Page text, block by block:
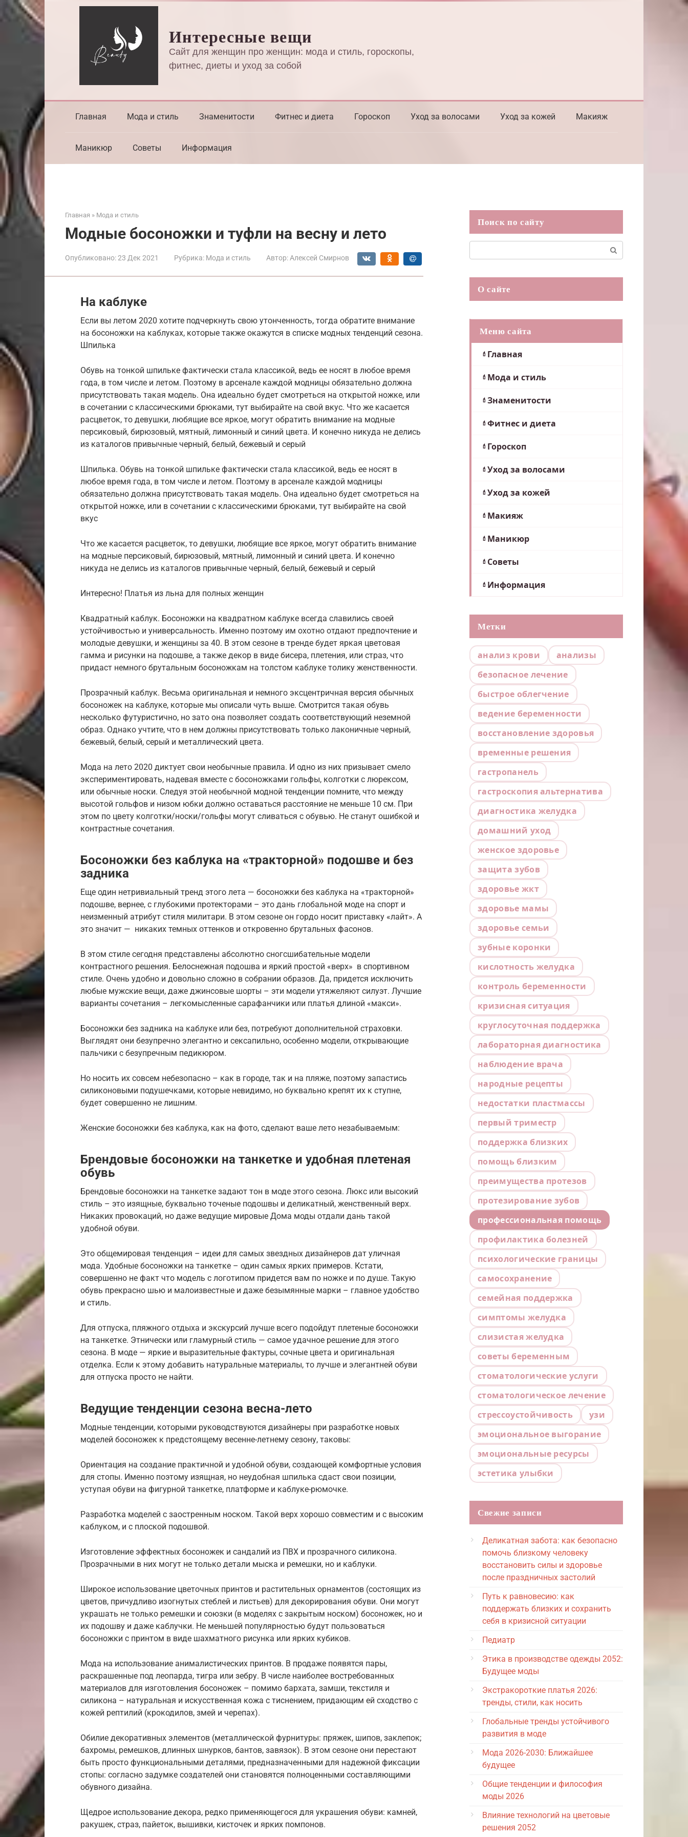
Перейти
к
контенту
Интересные вещи
Сайт для женщин про женщин: мода и стиль, гороскопы,
фитнес, диеты и уход за собой
Главная Мода и стиль Знаменитости Фитнес и диета Гороскоп Уход за волосами Уход за кожей Макияж
Маникюр Советы Информация
Главная » Мода и стиль
Модные босоножки и туфли на весну и лето
Опубликовано:23 Дек 2021 Рубрика: Мода и стиль Автор: Алексей Смирнов
На каблуке
Если вы летом 2020 хотите подчеркнуть свою утонченность, тогда обратите внимание
на босоножки на каблуках, которые также окажутся в списке модных тенденций сезона.
Шпилька
Обувь на тонкой шпильке фактически стала классикой, ведь ее носят в любое время
года, в том числе и летом. Поэтому в арсенале каждой модницы обязательно должна
присутствовать такая модель. Она идеально будет смотреться на открытой ножке, или
в сочетании с классическими брюками, тут выбирайте на свой вкус. Что же касается
расцветок, то девушки, любящие все яркое, могут обратить внимание на модные
персиковый, бирюзовый, мятный, лимонный и синий цвета. И конечно никуда не делись
из каталогов привычные черный, белый, бежевый и серый
Шпилька. Обувь на тонкой шпильке фактически стала классикой, ведь ее носят в
любое время года, в том числе и летом. Поэтому в арсенале каждой модницы
обязательно должна присутствовать такая модель. Она идеально будет смотреться на
открытой ножке, или в сочетании с классическими брюками, тут выбирайте на свой
вкус
Что же касается расцветок, то девушки, любящие все яркое, могут обратить внимание
на модные персиковый, бирюзовый, мятный, лимонный и синий цвета. И конечно
никуда не делись из каталогов привычные черный, белый, бежевый и серый
Интересно! Платья из льна для полных женщин
Квадратный каблук. Босоножки на квадратном каблуке всегда славились своей
устойчивостью и универсальность. Именно поэтому им охотно отдают предпочтение и
молодые девушки, и женщины за 40. В этом сезоне в тренде будет яркая цветовая
гамма и рисунки на подошве, а также декор в виде бисера, плетения, или страз, что
придаст немного брутальным босоножкам на толстом каблуке толику женственности.
Прозрачный каблук. Весьма оригинальная и немного эксцентричная версия обычных
босоножек на каблуке, которые мы описали чуть выше. Смотрится такая обувь
несколько футуристично, но зато она позволяет создать соответствующий неземной
образ. Однако учтите, что в нем должны присутствовать только лаконичные черный,
бежевый, белый, серый и металлический цвета.
Мода на лето 2020 диктует свои необычные правила. И одно из них призывает смело
экспериментировать, надевая вместе с босоножками гольфы, колготки с люрексом,
или обычные носки. Следуя этой необычной модной тенденции помните, что между
высотой гольфов и низом юбки должно оставаться расстояние не меньше 10 см. При
этом по цвету колготки/носки/гольфы могут сливаться с обувью. Не станут ошибкой и
контрастные сочетания.
Босоножки без каблука на «тракторной» подошве и без
задника
Еще один нетривиальный тренд этого лета — босоножки без каблука на «тракторной»
подошве, вернее, с глубокими протекторами – это дань глобальной моде на спорт и
неизменный атрибут стиля милитари. В этом сезоне он гордо носит приставку «лайт». А
это значит — никаких темных оттенков и откровенно брутальных фасонов.
В этом стиле сегодня представлены абсолютно сногсшибательные модели
контрастного решения. Белоснежная подошва и яркий простой «верх» в спортивном
стиле. Очень удобно и довольно сложно в собрании образов. Да, придется исключить
любые мужские вещи, даже джинсовые шорты – эти модели утяжеляют силуэт. Лучшие
варианты сочетания – легкомысленные сарафанчики или платья длиной «макси».
Босоножки без задника на каблуке или без, потребуют дополнительной страховки.
Выглядят они безупречно элегантно и сексапильно, особенно модели, открывающие
пальчики с безупречным педикюром.
Но носить их совсем небезопасно – как в городе, так и на пляже, поэтому запастись
силиконовыми подушечками, которые невидимо, но буквально крепят их к ступне,
будет совершенно не лишним.
Женские босоножки без каблука, как на фото, сделают ваше лето незабываемым:
Брендовые босоножки на танкетке и удобная плетеная
обувь
Брендовые босоножки на танкетке задают тон в моде этого сезона. Люкс или высокий
стиль – это изящные, буквально точеные подошвы и деликатный, женственный верх.
Никаких провокаций, но даже ведущие мировые Дома моды отдали дань такой
удобной обуви.
Это общемировая тенденция – идеи для самых звездных дизайнеров дат уличная
мода. Удобные босоножки на танкетке – один самых ярких примеров. Кстати,
совершенно не факт что модель с логотипом придется вам по ножке и по душе. Такую
обувь прекрасно шью и малоизвестные и даже безымянные марки – главное удобство
и стиль.
Для отпуска, пляжного отдыха и экскурсий лучше всего подойдут плетеные босоножки
на танкетке. Этнически или гламурный стиль — самое удачное решение для этого
сезона. В моде — яркие и выразительные фактуры, сочные цвета и оригинальная
отделка. Если к этому добавить натуральные материалы, то лучше и элегантней обуви
для отпуска просто не найти.
Ведущие тенденции сезона весна-лето
Модные тенденции, которыми руководствуются дизайнеры при разработке новых
моделей босоножек к предстоящему весенне-летнему сезону, таковы:
Ориентация на создание практичной и удобной обуви, создающей комфортные условия
для стопы. Именно поэтому изящная, но неудобная шпилька сдаст свои позиции,
уступая обуви на фигурной танкетке, платформе и каблуке-рюмочке.
Разработка моделей с заостренным носком. Такой верх хорошо совместим и с высоким
каблуком, и с плоской подошвой.
Изготовление эффектных босоножек и сандалий из ПВХ и прозрачного силикона.
Прозрачными в них могут не только детали мыска и ремешки, но и каблуки.
Широкое использование цветочных принтов и растительных орнаментов (состоящих из
цветов, причудливо изогнутых стеблей и листьев) для декорирования обуви. Они могут
украшать не только ремешки и союзки (в моделях с закрытым носком) босоножек, но и
их подошву и даже каблучки. Не меньшей популярностью будут пользоваться
босоножки с принтом в виде шахматного рисунка или ярких кубиков.
Мода на использование анималистических принтов. В продаже появятся пары,
раскрашенные под леопарда, тигра или зебру. В числе наиболее востребованных
материалов для изготовления босоножек – помимо бархата, замши, текстиля и
силикона – натуральная и искусственная кожа с тиснением, придающим ей сходство с
кожей рептилий (крокодилов, змей и черепах).
Обилие декоративных элементов (металлической фурнитуры: пряжек, шипов, заклепок;
бахромы, ремешков, длинных шнурков, бантов, завязок). В этом сезоне они перестают
быть просто функциональными деталями, предназначенными для надежной фиксации
стопы: согласно задумке создателей они становятся полноценными составляющими
обувного дизайна.
Щедрое использование декора, редко применяющегося для украшения обуви: камней,
ракушек, страз, пайеток, вышивки, кисточек и ярких помпонов.
Поиск по сайту
О сайте
Меню сайта
Главная
Мода и стиль
Знаменитости
Фитнес и диета
Гороскоп
Уход за волосами
Уход за кожей
Макияж
Маникюр
Советы
Информация
Метки
анализ крови
анализы
безопасное лечение
быстрое облегчение
ведение беременности
восстановление здоровья
временные решения
гастропанель
гастроскопия альтернатива
диагностика желудка
домашний уход
женское здоровье
защита зубов
здоровье жкт
здоровье мамы
здоровье семьи
зубные коронки
кислотность желудка
контроль беременности
кризисная ситуация
круглосуточная поддержка
лабораторная диагностика
наблюдение врача
народные рецепты
недостатки пластмассы
первый триместр
поддержка близких
помощь близким
преимущества протезов
протезирование зубов
профессиональная помощь
профилактика болезней
психологические границы
самосохранение
семейная поддержка
симптомы желудка
слизистая желудка
советы беременным
стоматологические услуги
стоматологическое лечение
стрессоустойчивость
узи
эмоциональное выгорание
эмоциональные ресурсы
эстетика улыбки
Свежие записи
Деликатная забота: как безопасно
помочь близкому человеку
восстановить силы и здоровье
после праздничных застолий
Путь к равновесию: как
поддержать близких и сохранить
себя в кризисной ситуации
Педиатр
Этика в производстве одежды 2052:
Будущее моды
Экстракороткие платья 2026:
тренды, стили, как носить
Глобальные тренды устойчивого
развития в моде
Мода 2026-2030: Ближайшее
будущее
Общие тенденции и философия
моды 2026
Влияние технологий на цветовые
решения 2052